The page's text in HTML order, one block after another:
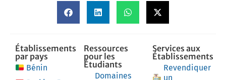
Établissements
par pays
Bénin
Ressources
pour les
Étudiants
Domaines
Services aux
Établissements
Revendiquer
un